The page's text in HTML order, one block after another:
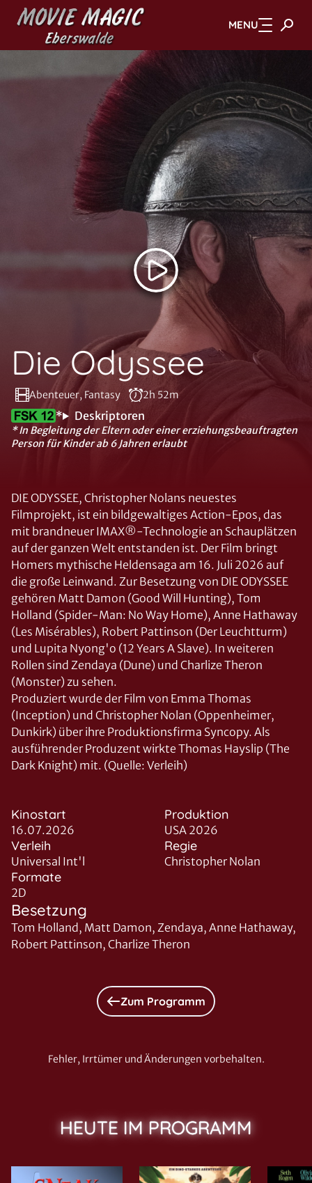
Zum Hauptinhalt springen MENU
Die Odyssee
Abenteuer, Fantasy 2h 52m
* Deskriptoren
* In Begleitung der Eltern oder einer erziehungsbeauftragten
Person für Kinder ab 6 Jahren erlaubt
DIE ODYSSEE, Christopher Nolans neuestes
Filmprojekt, ist ein bildgewaltiges Action-Epos, das
mit brandneuer IMAX®-Technologie an Schauplätzen
auf der ganzen Welt entstanden ist. Der Film bringt
Homers mythische Heldensaga am 16. Juli 2026 auf
die große Leinwand. Zur Besetzung von DIE ODYSSEE
gehören Matt Damon (Good Will Hunting), Tom
Holland (Spider-Man: No Way Home), Anne Hathaway
(Les Misérables), Robert Pattinson (Der Leuchtturm)
und Lupita Nyong'o (12 Years A Slave). In weiteren
Rollen sind Zendaya (Dune) und Charlize Theron
(Monster) zu sehen.
Produziert wurde der Film von Emma Thomas
(Inception) und Christopher Nolan (Oppenheimer,
Dunkirk) über ihre Produktionsfirma Syncopy. Als
ausführender Produzent wirkte Thomas Hayslip (The
Dark Knight) mit. (Quelle: Verleih)
Kinostart
16.07.2026
Produktion
USA 2026
Verleih
Universal Int'l
Regie
Christopher Nolan
Formate
2D
Besetzung
Tom Holland, Matt Damon, Zendaya, Anne Hathaway,
Robert Pattinson, Charlize Theron
Zum Programm
Fehler, Irrtümer und Änderungen vorbehalten.
HEUTE IM PROGRAMM